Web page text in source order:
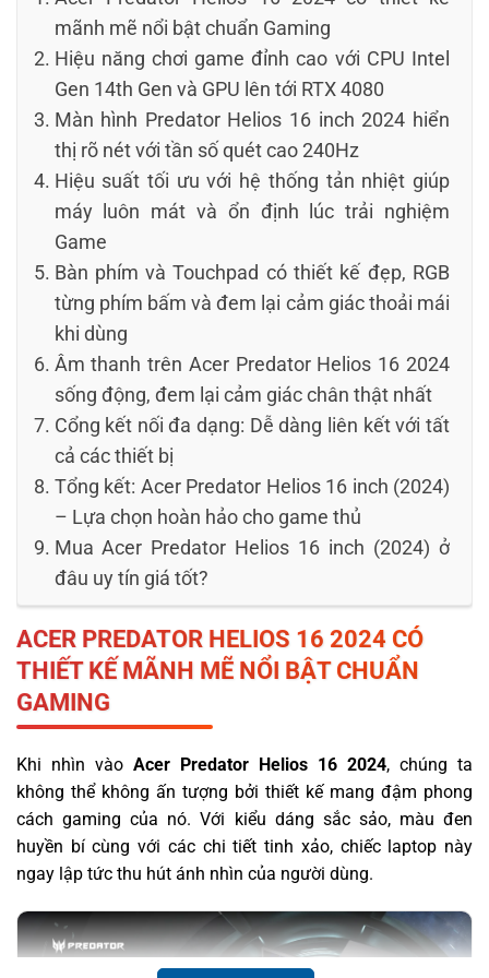
mãnh mẽ nổi bật chuẩn Gaming
Hiệu năng chơi game đỉnh cao với CPU Intel
Gen 14th Gen và GPU lên tới RTX 4080
Màn hình Predator Helios 16 inch 2024 hiển
thị rõ nét với tần số quét cao 240Hz
Hiệu suất tối ưu với hệ thống tản nhiệt giúp
máy luôn mát và ổn định lúc trải nghiệm
Game
Bàn phím và Touchpad có thiết kế đẹp, RGB
từng phím bấm và đem lại cảm giác thoải mái
khi dùng
Âm thanh trên Acer Predator Helios 16 2024
sống động, đem lại cảm giác chân thật nhất
Cổng kết nối đa dạng: Dễ dàng liên kết với tất
cả các thiết bị
Tổng kết: Acer Predator Helios 16 inch (2024)
– Lựa chọn hoàn hảo cho game thủ
Mua Acer Predator Helios 16 inch (2024) ở
đâu uy tín giá tốt?
ACER PREDATOR HELIOS 16 2024 CÓ
THIẾT KẾ MÃNH MẼ NỔI BẬT CHUẨN
GAMING
Khi nhìn vào Acer Predator Helios 16 2024, chúng ta
không thể không ấn tượng bởi thiết kế mang đậm phong
cách gaming của nó. Với kiểu dáng sắc sảo, màu đen
huyền bí cùng với các chi tiết tinh xảo, chiếc laptop này
ngay lập tức thu hút ánh nhìn của người dùng.